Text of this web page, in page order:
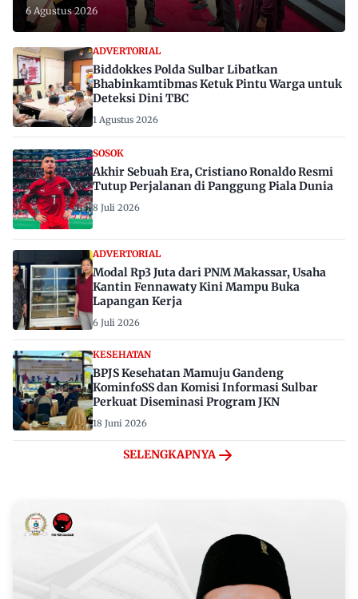
6 Agustus 2026
ADVERTORIAL
Biddokkes Polda Sulbar Libatkan
Bhabinkamtibmas Ketuk Pintu Warga untuk
Deteksi Dini TBC
1 Agustus 2026
SOSOK
Akhir Sebuah Era, Cristiano Ronaldo Resmi
Tutup Perjalanan di Panggung Piala Dunia
8 Juli 2026
ADVERTORIAL
Modal Rp3 Juta dari PNM Makassar, Usaha
Kantin Fennawaty Kini Mampu Buka
Lapangan Kerja
6 Juli 2026
KESEHATAN
BPJS Kesehatan Mamuju Gandeng
KominfoSS dan Komisi Informasi Sulbar
Perkuat Diseminasi Program JKN
18 Juni 2026
SELENGKAPNYA